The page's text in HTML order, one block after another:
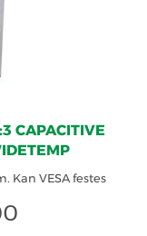
CAPACITIVE
Kan VESA festes